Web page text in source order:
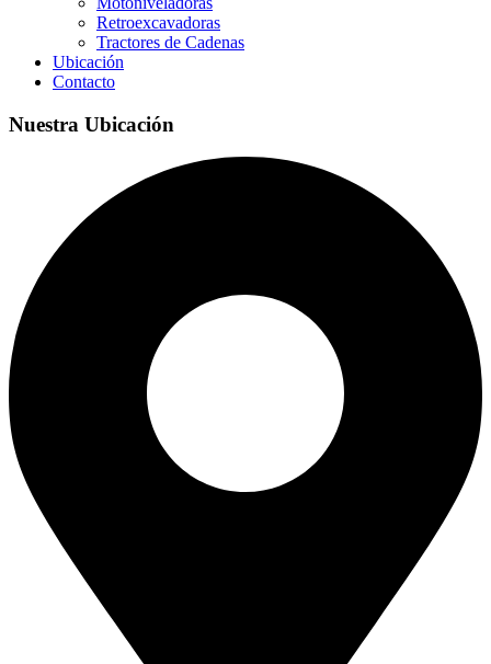
Retroexcavadoras
Tractores de Cadenas
Ubicación
Contacto
Nuestra Ubicación